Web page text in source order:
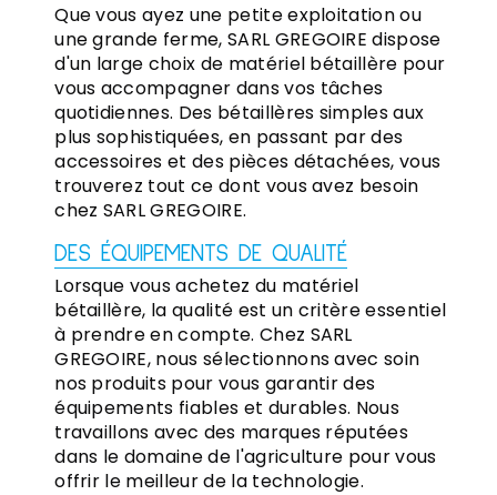
Que vous ayez une petite exploitation ou
une grande ferme, SARL GREGOIRE dispose
d'un large choix de matériel bétaillère pour
vous accompagner dans vos tâches
quotidiennes. Des bétaillères simples aux
plus sophistiquées, en passant par des
accessoires et des pièces détachées, vous
trouverez tout ce dont vous avez besoin
chez SARL GREGOIRE.
DES ÉQUIPEMENTS DE QUALITÉ
Lorsque vous achetez du matériel
bétaillère, la qualité est un critère essentiel
à prendre en compte. Chez SARL
GREGOIRE, nous sélectionnons avec soin
nos produits pour vous garantir des
équipements fiables et durables. Nous
travaillons avec des marques réputées
dans le domaine de l'agriculture pour vous
offrir le meilleur de la technologie.